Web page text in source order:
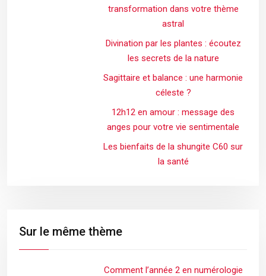
transformation dans votre thème
astral
Divination par les plantes : écoutez
les secrets de la nature
Sagittaire et balance : une harmonie
céleste ?
12h12 en amour : message des
anges pour votre vie sentimentale
Les bienfaits de la shungite C60 sur
la santé
Sur le même thème
Comment l’année 2 en numérologie